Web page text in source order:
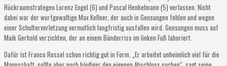
Rückraumstrategen Lorenz Engel (6) und Pascal Henkelmann (5) verlassen. Nicht
dabei war der wurfgewaltige Max Kellner, der auch in Gensungen fehlen und wegen
einer Schulterverletzung vermutlich langfristig ausfallen wird. Gensungen muss auf
Maik Gerhold verzichten, der an einem Bänderriss im linken Fuß laboriert.
Dafür ist Franco Rossel schon richtig gut in Form. „Er arbeitet unheimlich viel für die